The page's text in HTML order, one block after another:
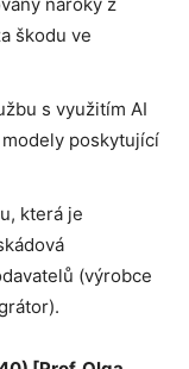
škodu ve
s využitím AI
poskytující
která je
(výrobce